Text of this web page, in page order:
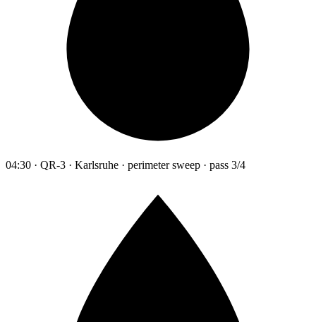
04:30 · QR-3 · Karlsruhe · perimeter sweep · pass 3/4